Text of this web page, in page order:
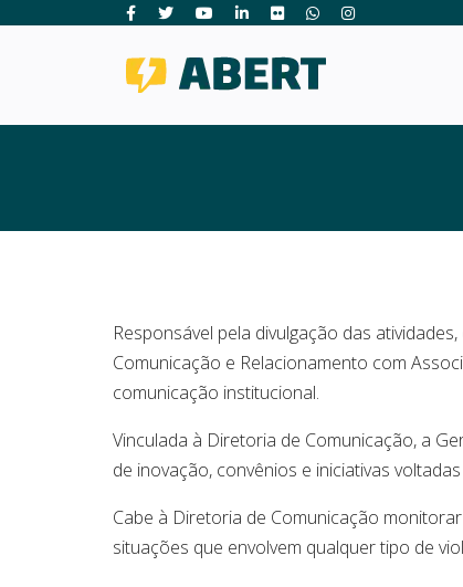
Responsável pela divulgação das
Comunicação e Relacionamento com
comunicação institucional.
Vinculada à Diretoria de Comunicação, a
de inovação, convênios e iniciativas
Cabe à Diretoria de Comunicação
situações que envolvem qualquer tipo de